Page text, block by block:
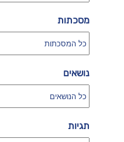
מסכתות
נושאים
תגיות